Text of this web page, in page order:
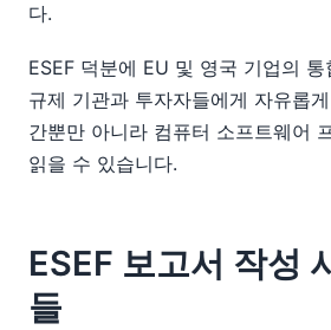
다.
ESEF 덕분에 EU 및 영국 기업의
규제 기관과 투자자들에게 자유롭
간뿐만 아니라 컴퓨터 소프트웨어
읽을 수 있습니다.
ESEF 보고서 작성
들